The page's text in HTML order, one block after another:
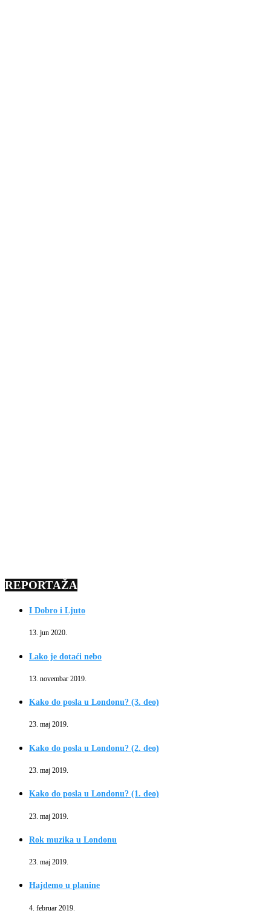
REPORTAŽA
I Dobro i Ljuto
13. jun 2020.
Lako je dotaći nebo
13. novembar 2019.
Kako do posla u Londonu? (3. deo)
23. maj 2019.
Kako do posla u Londonu? (2. deo)
23. maj 2019.
Kako do posla u Londonu? (1. deo)
23. maj 2019.
Rok muzika u Londonu
23. maj 2019.
Hajdemo u planine
4. februar 2019.